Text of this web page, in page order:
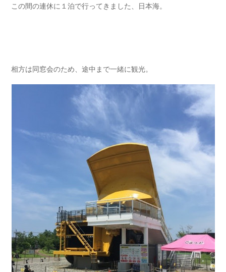
この間の連休に１泊で行ってきました、日本海。
相方は同窓会のため、途中まで一緒に観光。